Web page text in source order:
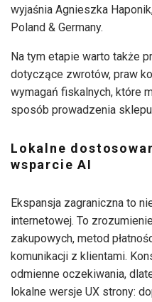
wyjaśnia Agnieszka
Poland & Germany.
Na tym etapie warto także
dotyczące zwrotów, praw
wymagań fiskalnych, które
sposób prowadzenia
Lokalne
wsparcie AI
Ekspansja zagraniczna to
internetowej. To
zakupowych, metod
komunikacji z klientami.
odmienne oczekiwania,
lokalne wersje UX strony: